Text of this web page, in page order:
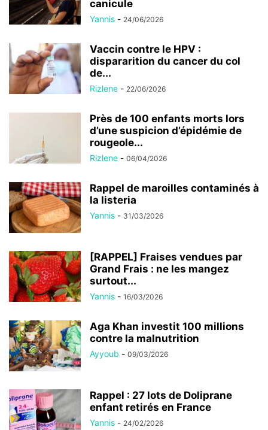
canicule
Yannis - 24/06/2026
Vaccin contre le HPV :
dispararition du cancer du col
de...
Rizlene - 22/06/2026
Près de 100 enfants morts lors
d’une suspicion d’épidémie de
rougeole...
Rizlene - 06/04/2026
Rappel de maroilles contaminés à
la listeria
Yannis - 31/03/2026
[RAPPEL] Fraises vendues par
Grand Frais : ne les mangez
surtout...
Yannis - 16/03/2026
Aga Khan investit 100 millions
contre la malnutrition
Ayyoub - 09/03/2026
Rappel : 27 lots de Doliprane
enfant retirés en France
Yannis - 24/02/2026